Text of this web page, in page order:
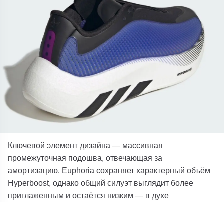
Ключевой элемент дизайна — массивная
промежуточная подошва, отвечающая за
амортизацию. Euphoria сохраняет характерный объём
Hyperboost, однако общий силуэт выглядит более
приглаженным и остаётся низким — в духе